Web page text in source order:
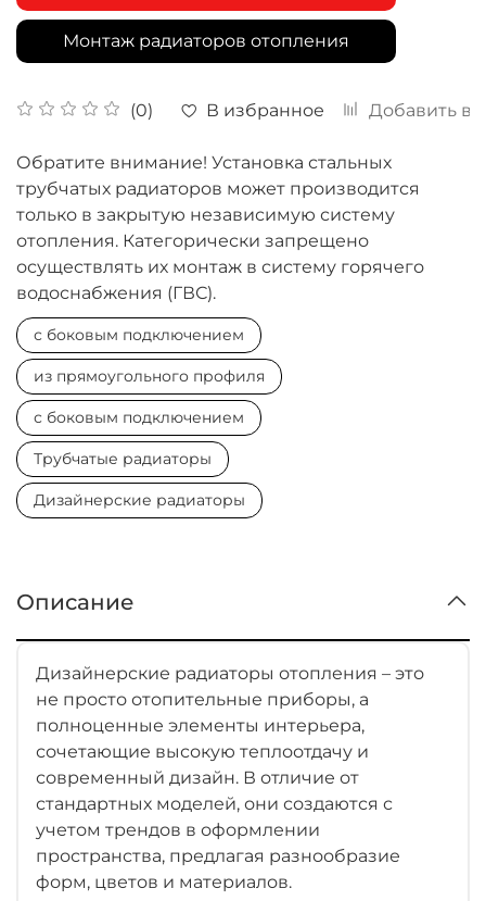
(0) В избранное Добавить в
Монтаж радиаторов отопления
Обратите внимание! Установка стальных
трубчатых радиаторов может производится
только в закрытую независимую систему
отопления. Категорически запрещено
осуществлять их монтаж в систему горячего
водоснабжения (ГВС).
с боковым подключением
из прямоугольного профиля
с боковым подключением
Трубчатые радиаторы
Дизайнерские радиаторы
Описание
Дизайнерские радиаторы отопления – это
не просто отопительные приборы, а
полноценные элементы интерьера,
сочетающие высокую теплоотдачу и
современный дизайн. В отличие от
стандартных моделей, они создаются с
учетом трендов в оформлении
пространства, предлагая разнообразие
форм, цветов и материалов.